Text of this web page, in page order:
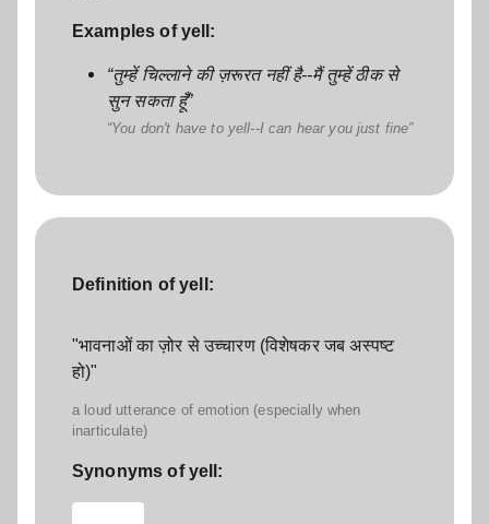
Examples of yell:
तुम्हें चिल्लाने की ज़रूरत नहीं है--मैं तुम्हें ठीक से
सुन सकता हूँ
You don't have to yell--I can hear you just fine
Definition of yell:
"भावनाओं का ज़ोर से उच्चारण (विशेषकर जब अस्पष्ट
हो)"
a loud utterance of emotion (especially when
inarticulate)
Synonyms of yell: